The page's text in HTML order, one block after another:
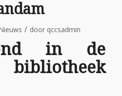
/ door qccsadmin
in de
bibliotheek